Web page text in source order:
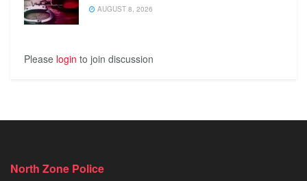
AUGUST 8, 2026
Please login to join discussion
North Zone Police